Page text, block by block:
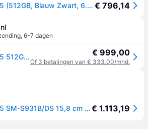
Samsung Galaxy S25 (512GB, Blauw Zwart, 6.20", Dubbele SIM, 5G), Smartphone, Zwart € 796,14
, 6-7 dagen
Samsung Galaxy S25 512GB/12GB - Blueblack € 999,00
Of 3 betalingen van € 333,00/mnd.
Samsung Galaxy S25 SM-S931B/DS 15,8 cm (6.2") Dual SIM SM-S931BZKHEUB€ 1.113,19